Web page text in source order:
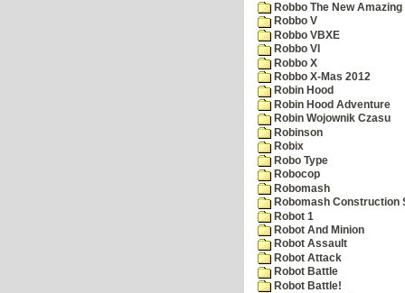
Robbo The New
Robbo V
Robbo VBXE
Robbo VI
Robbo X
Robbo X-Mas 2012
Robin Hood
Robin Hood Adventure
Robin Wojownik Czasu
Robinson
Robix
Robo Type
Robocop
Robomash
Robomash Construction
Robot 1
Robot And Minion
Robot Assault
Robot Attack
Robot Battle
Robot Battle!